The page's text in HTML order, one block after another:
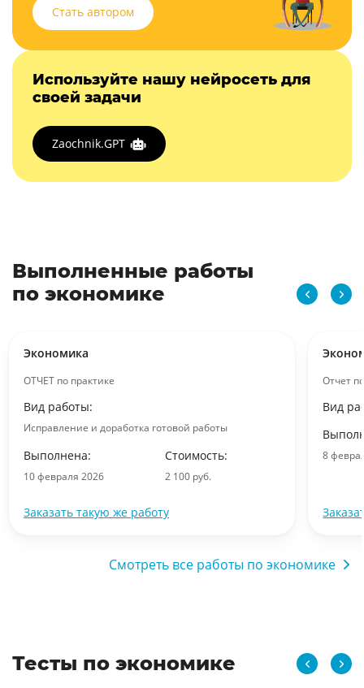
Стать автором
Используйте нашу нейросеть для
своей задачи
Zaochnik.GPT
Выполненные работы
по экономике
Экономика
ОТЧЕТ по практике
Вид работы:
Исправление и доработка готовой работы
Выполнена:
10 февраля 2026
Стоимость:
2 100 руб.
Заказать такую же работу
Отчет
Вид
8
Смотреть все работы по экономике
Тесты по экономике